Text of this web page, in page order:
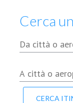
Cerca